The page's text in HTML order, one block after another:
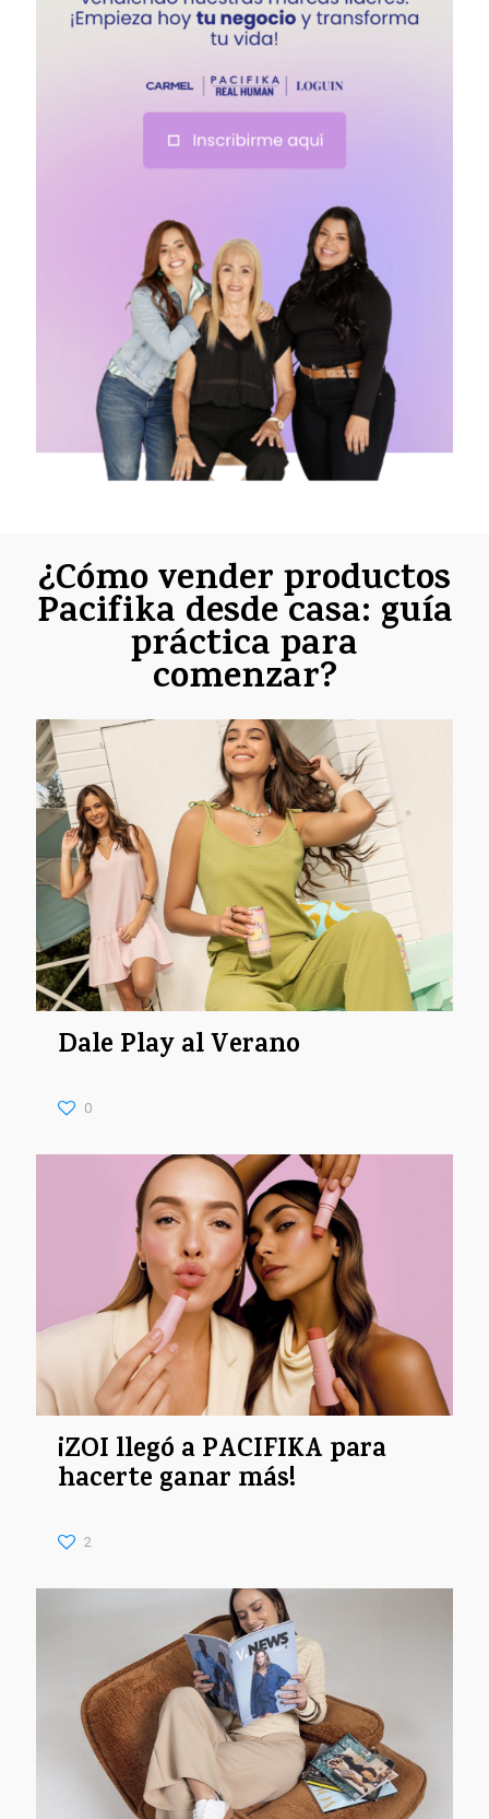
¿Cómo vender productos
Pacifika desde casa: guía
práctica para
comenzar?
Dale Play al Verano
0
¡ZOI llegó a PACIFIKA para
hacerte ganar más!
2